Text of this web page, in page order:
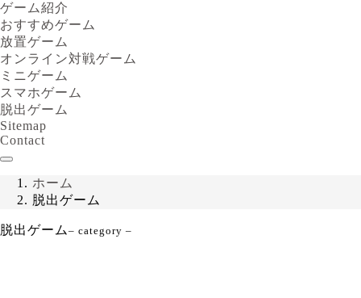
ゲーム紹介
おすすめゲーム
放置ゲーム
オンライン対戦ゲーム
ミニゲーム
スマホゲーム
脱出ゲーム
Sitemap
Contact
ホーム
脱出ゲーム
脱出ゲーム – category –